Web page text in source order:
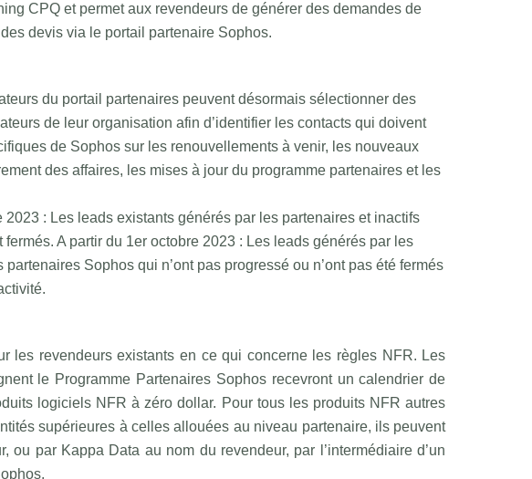
CPQ et permet aux revendeurs de générer des demandes de
devis via le portail partenaire Sophos.
du portail partenaires peuvent désormais sélectionner des
de leur organisation afin d’identifier les contacts qui doivent
de Sophos sur les renouvellements à venir, les nouveaux
des affaires, les mises à jour du programme partenaires et les
2023 : Les leads existants générés par les partenaires et inactifs
A partir du 1er octobre 2023 : Les leads générés par les
Sophos qui n’ont pas progressé ou n’ont pas été fermés
les revendeurs existants en ce qui concerne les règles NFR. Les
le Programme Partenaires Sophos recevront un calendrier de
logiciels NFR à zéro dollar. Pour tous les produits NFR autres
supérieures à celles allouées au niveau partenaire, ils peuvent
ou par Kappa Data au nom du revendeur, par l’intermédiaire d’un